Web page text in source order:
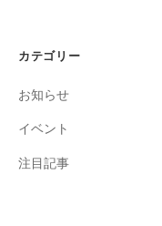
カテゴリー
お知らせ
イベント
注目記事